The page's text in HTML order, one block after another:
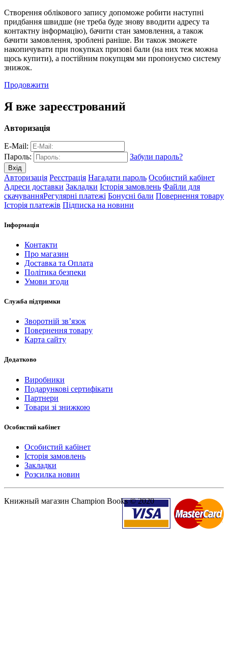
Створення облікового запису допоможе робити наступні
придбання швидше (не треба буде знову вводити адресу та
контактну інформацію), бачити стан замовлення, а також
бачити замовлення, зроблені раніше. Ви також зможете
накопичувати при покупках призові бали (на них теж можна
щось купити), а постійним покупцям ми пропонуємо систему
знижок.
Продовжити
Я вже зареєстрований
Авторизація
E-Mail:
Пароль:
Забули пароль?
Авторизація Реєстрація Нагадати пароль Особистий кабінет
Адреси доставки Закладки Історія замовлень Файли для
скачуванняРегулярні платежі Бонусні бали Повернення товару
Історія платежів Підписка на новини
Інформація
Контакти
Про магазин
Доставка та Оплата
Політика безпеки
Умови згоди
Служба підтримки
Зворотній зв’язок
Повернення товару
Карта сайту
Додатково
Виробники
Подарункові сертифікати
Партнери
Товари зі знижкою
Особистий кабінет
Особистий кабінет
Історія замовлень
Закладки
Розсилка новин
Книжный магазин Champion Books © 2020